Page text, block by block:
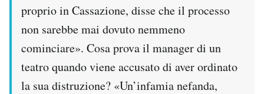
proprio in Cassazione, disse che il processo
non sarebbe mai dovuto nemmeno
cominciare». Cosa prova il manager di un
teatro quando viene accusato di aver ordinato
la sua distruzione? «Un’infamia nefanda,